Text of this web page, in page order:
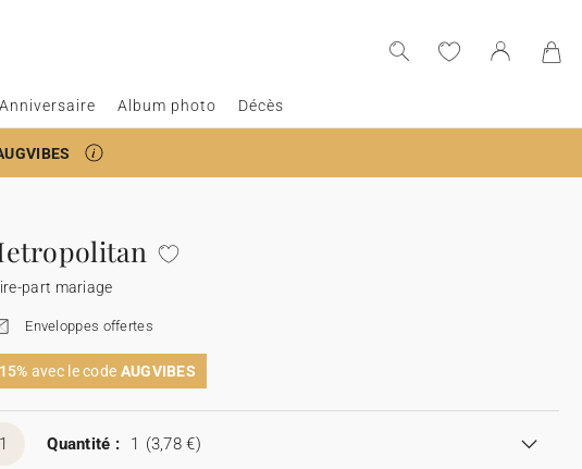
Anniversaire Album photo Décès
part mariage
Enveloppes offertes
avec le code AUGVIBES
1 Quantité : 1 (3,78 €)